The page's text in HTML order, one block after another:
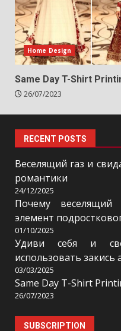
Home Design
Same Day T-Shirt
26/07/2023
RECENT POSTS
Веселящий газ и
романтики
24/12/2025
Почему веселящий
элемент
01/10/2025
Удиви себя и
использовать закись
03/03/2025
Same Day T-Shirt
26/07/2023
SUBSCRIPTION